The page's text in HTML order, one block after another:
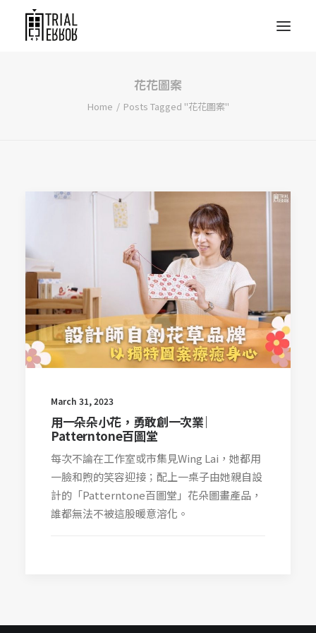
花花圖案
Home Posts Tagged "花花圖案"
March 31, 2023
用一朵朵小花，勇敢創一次業 ︳
Patterntone百圖堂
每次不論在工作室或市集見Wing Lai，她都用
一臉和煦的笑容迎接；配上一桌子由她親自設
計的「Patterntone百圖堂」花朵圖畫產品，
誰都無法不被這股暖意溶化。